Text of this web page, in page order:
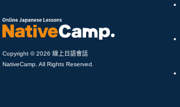
Copyright © 2026 線上日語會話
NativeCamp. All Rights Reserved.